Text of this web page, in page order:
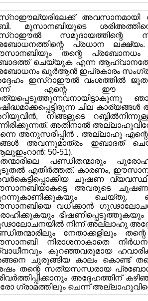
അവസാനമായി
മൂസാനബിയുടെ
സമുദായത്തിന്റെ
പ്രധാന
തന്റെ പ്രബോനധം
ചെയ്യുക എന്ന
ഖുര്‍ആന്‍ ഇപ്രകാരം
ഇസ്റാഈല്‍ വംശത്തില്‍
എന്റെ ഈ
ചില
നിങ്ങളുടെ
അതിനാല്‍
അനുസരിപ്പിന്‍ . അല്ലാഹു
അവന്നുമാത്രം ഇബാദത്
50-51).
പണ്ഡിതന്മാരും
എതിര്‍ത്തത്. കാരണം,
ചൂഷണ
അവരുടെ
ചെയ്തു.
വധിക്കാന്‍
നിന്ന് അല്ലാഹു
നേതാക്കളിലും
നിരാശനാകാതെ
കുറഞ്ഞവരുമായ
ചുരുങ്ങിയ കാലം കൊണ്ട്
തന്റെ സത്യസന്ധരായ
അദ്ദേഹത്തിന്
ഗ്രാമത്തിലും ചെന്ന് അല്ലാഹുവിന്റെ